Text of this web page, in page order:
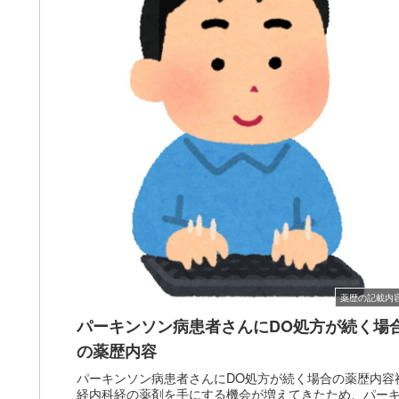
薬歴の記載内
パーキンソン病患者さんにDO処方が続く場
の薬歴内容
パーキンソン病患者さんにDO処方が続く場合の薬歴内容
経内科経の薬剤を手にする機会が増えてきたため、パーキ